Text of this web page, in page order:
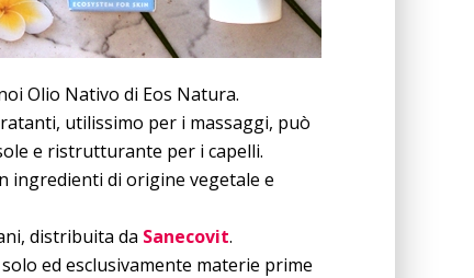
Olio Nativo di Eos Natura.
utilissimo per i massaggi, può
e ristrutturante per i capelli.
ingredienti di origine vegetale e
distribuita da Sanecovit.
ed esclusivamente materie prime